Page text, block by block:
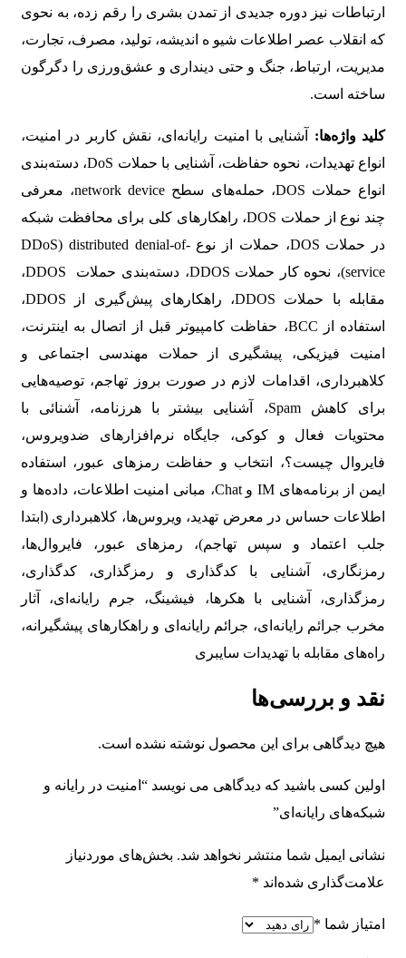
ارتباطات نیز دوره جدیدی از تمدن بشری را رقم زده، به نحوی
که انقلاب عصر اطلاعات شیو ه اندیشه، تولید، مصرف، تجارت،
مدیریت، ارتباط، جنگ و حتی دینداری و عشق‌ورزی را دگرگون
ساخته است.
کلید واژه‌ها: آشنایی با امنیت رایانه‌ای، نقش کاربر در امنیت،
انواع تهدیدات، نحوه حفاظت، آشنایی با حملات DoS، دسته‌بندی
انواع حملات DOS، حمله‌های سطح network device، معرفی
چند نوع از حملات DOS، راهکارهای کلی برای محافظت شبکه
در حملات DOS، حملات از نوع DDoS) distributed denial-of-
service)، نحوه کار حملات DDOS، دسته‌بندی حملات DDOS،
مقابله با حملات DDOS، راهکارهای پیش‌گیری از DDOS،
استفاده از BCC، حفاظت کامپیوتر قبل از اتصال به اینترنت،
امنیت فیزیکی، پیشگیری از حملات مهندسی اجتماعی و
کلاهبرداری، اقدامات لازم در صورت بروز تهاجم، توصیه‌هایی
برای کاهش Spam، آشنایی بیشتر با هرزنامه، آشنائی با
محتویات فعال و کوکی، جایگاه نرم‌افزارهای ضدویروس،
فایروال چیست؟، انتخاب و حفاظت رمزهای عبور، استفاده
ایمن از برنامه‌های IM و Chat، مبانی امنیت اطلاعات، داده‌ها و
اطلاعات حساس در معرض تهدید، ویروس‌ها، کلاهبرداری (ابتدا
جلب اعتماد و سپس تهاجم)، رمزهای عبور، فایروال‌ها،
رمزنگاری، آشنایی با کدگذاری و رمزگذاری، کدگذاری،
رمزگذاری، آشنایی با هکرها، فیشینگ، جرم رایانه‌ای، آثار
مخرب جرائم رایانه‌ای، جرائم رایانه‌ای و راهکارهای پیشگیرانه،
راه‌های مقابله با تهدیدات سایبری
نقد و بررسی‌ها
هیچ دیدگاهی برای این محصول نوشته نشده است.
اولین کسی باشید که دیدگاهی می نویسد “امنیت در رایانه و
شبکه‌های رایانه‌ای”
نشانی ایمیل شما منتشر نخواهد شد. بخش‌های موردنیاز
علامت‌گذاری شده‌اند *
امتیاز شما *